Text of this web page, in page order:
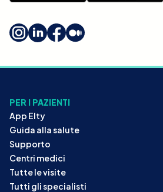
PER I PAZIENTI
App Elty
Guida alla salute
Supporto
Centri medici
Tutte le visite
Tutti gli specialisti